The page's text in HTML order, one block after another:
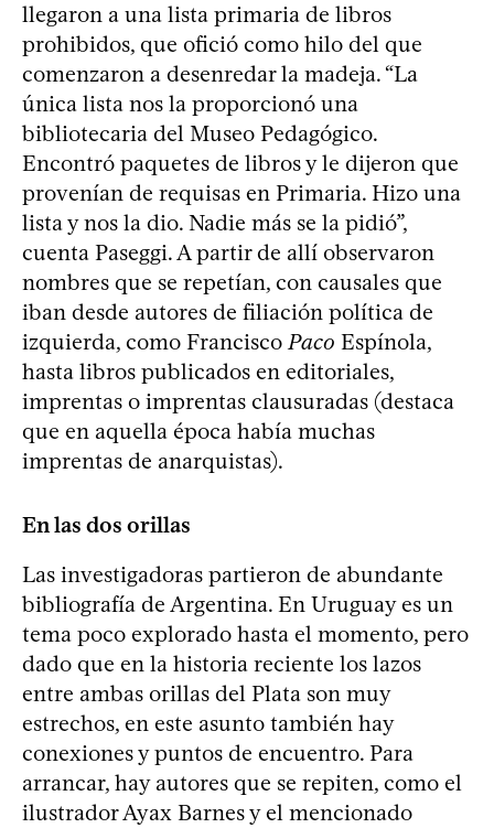
llegaron a una lista primaria de libros
prohibidos, que ofició como hilo del que
comenzaron a desenredar la madeja. “La
única lista nos la proporcionó una
bibliotecaria del Museo Pedagógico.
Encontró paquetes de libros y le dijeron que
provenían de requisas en Primaria. Hizo una
lista y nos la dio. Nadie más se la pidió”,
cuenta Paseggi. A partir de allí observaron
nombres que se repetían, con causales que
iban desde autores de filiación política de
izquierda, como FranciscoPaco Espínola,
hasta libros publicados en editoriales,
imprentas o imprentas clausuradas (destaca
que en aquella época había muchas
imprentas de anarquistas).
En las dos orillas
Las investigadoras partieron de abundante
bibliografía de Argentina. En Uruguay es un
tema poco explorado hasta el momento, pero
dado que en la historia reciente los lazos
entre ambas orillas del Plata son muy
estrechos, en este asunto también hay
conexiones y puntos de encuentro. Para
arrancar, hay autores que se repiten, como el
ilustrador Ayax Barnes y el mencionado